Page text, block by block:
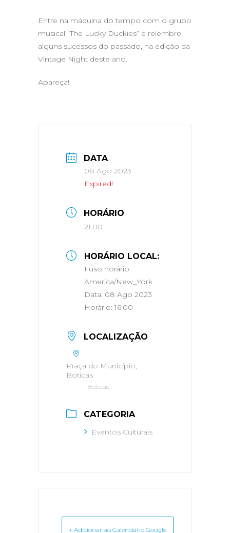
Entre na máquina do tempo com o grupo
musical “The Lucky Duckies” e relembre
alguns sucessos do passado, na edição da
Vintage Night deste ano.
Apareça!
DATA
08 Ago 2023
Expired!
HORÁRIO
21:00
HORÁRIO LOCAL:
Fuso horário:
America/New_York
Data: 08 Ago 2023
Horário:16:00
LOCALIZAÇÃO
Praça do Município,
Boticas
Boticas
CATEGORIA
Eventos Culturais
+ Adicionar ao Calendário Google